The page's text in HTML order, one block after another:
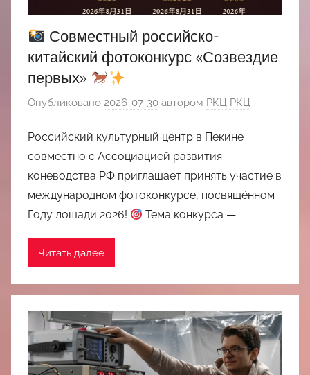
Совместный российско-
китайский фотоконкурс «Созвездие
первых»
Опубликовано 2026-07-30 автором РКЦ РКЦ
Российский культурный центр в Пекине
совместно с Ассоциацией развития
коневодства РФ приглашает принять участие в
международном фотоконкурсе, посвящённом
Году лошади 2026!
Тема конкурса —
Читать далее